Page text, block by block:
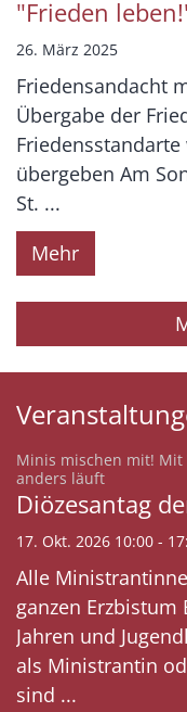
"Frieden
26. März 2025
Friedensandacht
Übergabe der
übergeben Am
St. ...
Mehr
Minis mischen mit!
anders läuft:
Diözesantag
17. Okt. 2026 10:00 -
Alle
ganzen
Jahren und
als Ministrantin
sind ...